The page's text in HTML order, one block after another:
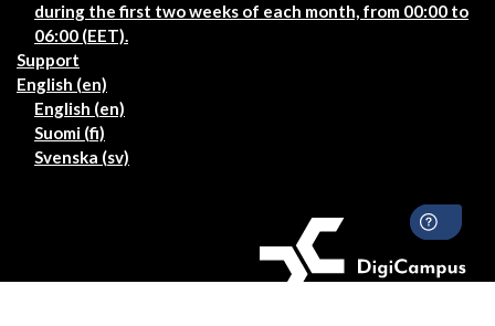
during the first two weeks of each month, from 00:00 to
06:00 (EET).
Support
English ‎(en)‎
English ‎(en)‎
Suomi ‎(fi)‎
Svenska ‎(sv)‎